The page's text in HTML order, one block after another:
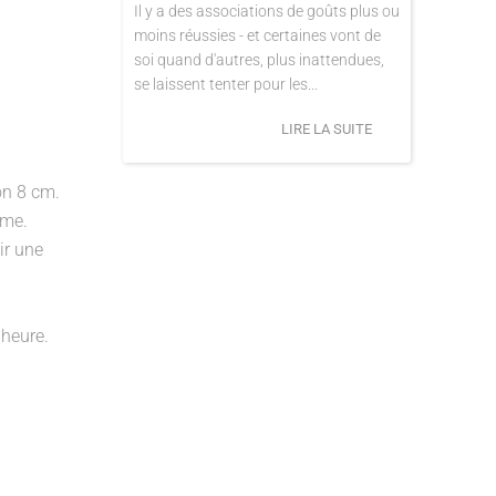
8 cm.
une
Il y a des associations de goûts plus ou
moins réussies - et certaines vont de
soi quand d'autres, plus inattendues,
se laissent tenter pour les...
LIRE LA SUITE